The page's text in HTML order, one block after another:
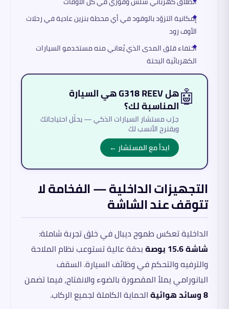
إمكانية التزوّد بالوقود في أي محطة بنزين عادية في رحلات
الأوف رود
اختفاء قلق المدى الذي يُعاني منه مستخدمو السيارات
الكهربائية البحتة
🤖 هل G318 REEV هي السيارة
المناسبة لك؟
جرّب مستشار السيارات الذكي — يحلّل احتياجاتك
ويقترح الأنسب لك
ابدأ مع المستشار ←
التجهيزات الداخلية — الفخامة لا
تتوقف عند الشاشة
الداخلية تعكس طموح ديبال في خلق تجربة شاملة:
شاشة 15.6 بوصة
بدقة عالية تستوعب نظام الملاحة
والترفيه والتحكم في وظائف السيارة. السقف
البانورامي يملأ المقصورة بالضوء والانفتاح، فيما تضمن
8 وسائد هوائية
الحماية الكاملة لجميع الركاب.